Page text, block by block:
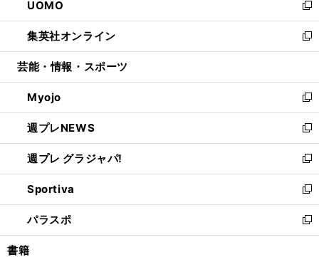
く
で
開
く
ド
ウ
で
開
ィ
ン
ド
ウ
開
く
い
ウ
ィ
ン
ウ
で
開
く
UOMO
新
し
い
ウ
ン
ド
ウ
で
開
く
集英社オンライン
新
し
ウ
ィ
ン
ド
ウ
で
開
く
芸能・情報・スポーツ
Myojo
新
し
い
ウ
ィ
ン
ド
ウ
で
開
週プレNEWS
新
し
い
ウ
ィ
ン
ド
ウ
週プレ グラジャパ!
新
し
い
ウ
ィ
ン
Sportiva
新
し
い
ウ
パラスポ
新
し
書籍